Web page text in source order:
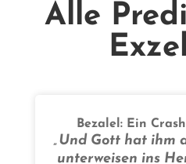
Alle
Bezalel: Ein
„Und Gott hat ihm
unterweisen ins